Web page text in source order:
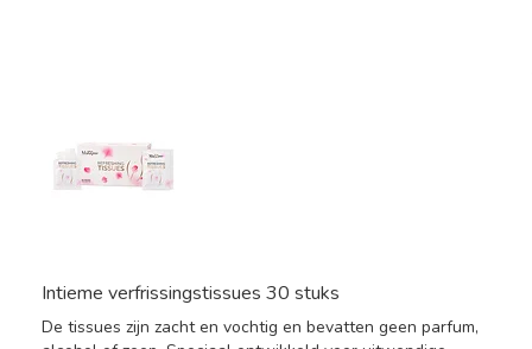
Intieme verfrissingstissues 30 stuks
De tissues zijn zacht en vochtig en bevatten geen parfum,